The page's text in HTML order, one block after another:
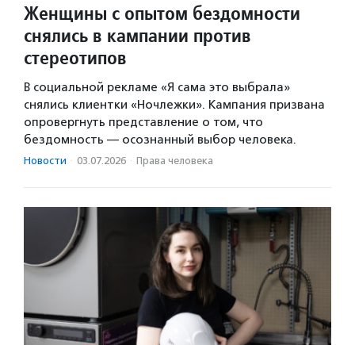
Женщины с опытом бездомности
снялись в кампании против
стереотипов
В социальной рекламе «Я сама это выбрала»
снялись клиентки «Ночлежки». Кампания призвана
опровергнуть представление о том, что
бездомность — осознанный выбор человека.
Новости · 03.07.2026 · Права человека